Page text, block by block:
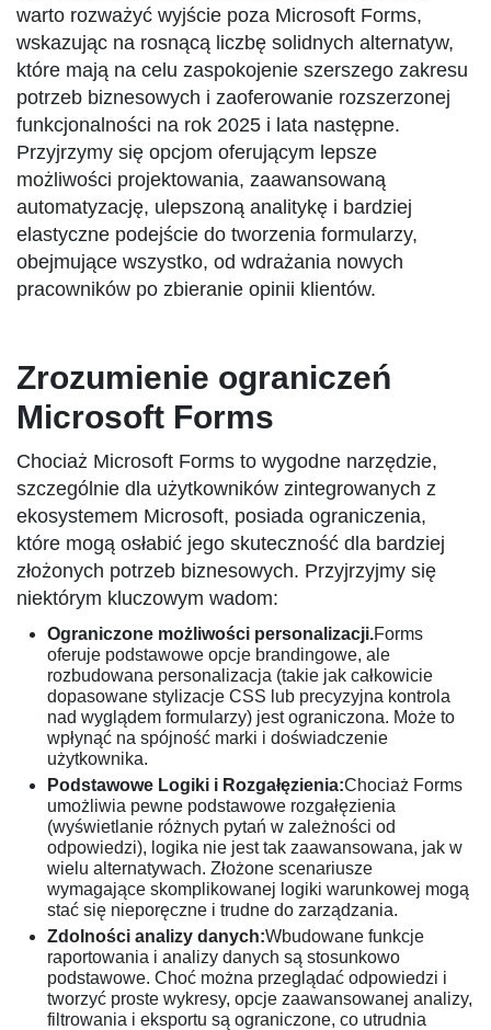
warto rozważyć wyjście poza Microsoft Forms,
wskazując na rosnącą liczbę solidnych alternatyw,
które mają na celu zaspokojenie szerszego zakresu
potrzeb biznesowych i zaoferowanie rozszerzonej
funkcjonalności na rok 2025 i lata następne.
Przyjrzymy się opcjom oferującym lepsze
możliwości projektowania, zaawansowaną
automatyzację, ulepszoną analitykę i bardziej
elastyczne podejście do tworzenia formularzy,
obejmujące wszystko, od wdrażania nowych
pracowników po zbieranie opinii klientów.
Zrozumienie ograniczeń
Microsoft Forms
Chociaż Microsoft Forms to wygodne narzędzie,
szczególnie dla użytkowników zintegrowanych z
ekosystemem Microsoft, posiada ograniczenia,
które mogą osłabić jego skuteczność dla bardziej
złożonych potrzeb biznesowych. Przyjrzyjmy się
niektórym kluczowym wadom:
Ograniczone możliwości personalizacji.Forms
oferuje podstawowe opcje brandingowe, ale
rozbudowana personalizacja (takie jak całkowicie
dopasowane stylizacje CSS lub precyzyjna kontrola
nad wyglądem formularzy) jest ograniczona. Może to
wpłynąć na spójność marki i doświadczenie
użytkownika.
Podstawowe Logiki i Rozgałęzienia:Chociaż Forms
umożliwia pewne podstawowe rozgałęzienia
(wyświetlanie różnych pytań w zależności od
odpowiedzi), logika nie jest tak zaawansowana, jak w
wielu alternatywach. Złożone scenariusze
wymagające skomplikowanej logiki warunkowej mogą
stać się nieporęczne i trudne do zarządzania.
Zdolności analizy danych:Wbudowane funkcje
raportowania i analizy danych są stosunkowo
podstawowe. Choć można przeglądać odpowiedzi i
tworzyć proste wykresy, opcje zaawansowanej analizy,
filtrowania i eksportu są ograniczone, co utrudnia